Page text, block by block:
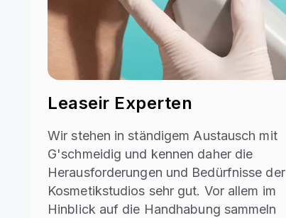
Leaseir Experten
Wir stehen in ständigem Austausch mit
G'schmeidig und kennen daher die
Herausforderungen und Bedürfnisse der
Kosmetikstudios sehr gut. Vor allem im
Hinblick auf die Handhabung sammeln